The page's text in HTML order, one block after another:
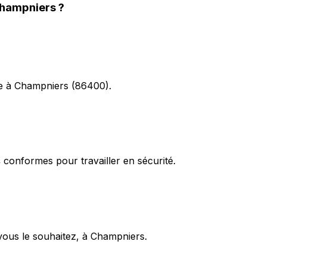
?
à Champniers (86400).
pour travailler en sécurité.
le souhaitez, à Champniers.